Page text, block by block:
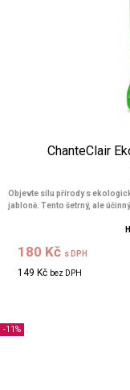
ChanteClair
Objevte sílu přírody s
jabloně. Tento šetrný, ale
180 Kč s DPH
149 Kč bez DPH
-11%